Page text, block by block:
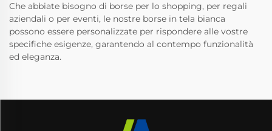
Che abbiate bisogno di borse per lo shopping, per regali
aziendali o per eventi, le nostre borse in tela bianca
possono essere personalizzate per rispondere alle vostre
specifiche esigenze, garantendo al contempo funzionalità
ed eleganza.